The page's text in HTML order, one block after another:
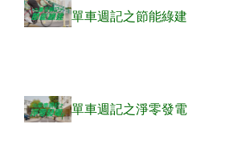
單車週記之節能綠建
單車週記之淨零發電